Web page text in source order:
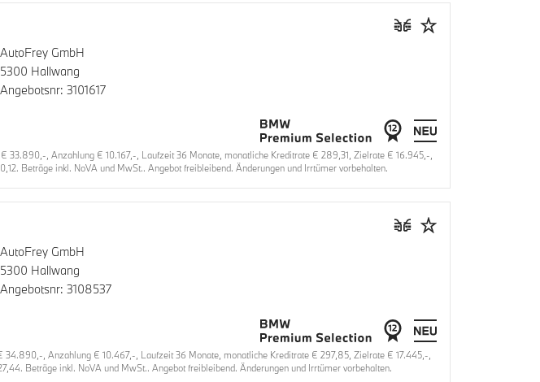
AutoFrey GmbH
5300 Hallwang
Angebotsnr: 3101617
, Anzahlung € 10.167,-, Laufzeit 36 Monate, monatliche Kreditrate € 289,31, Zielrate € 16.945,-,
Beträge inkl. NoVA und MwSt.. Angebot freibleibend. Änderungen und Irrtümer vorbehalten.
AutoFrey GmbH
5300 Hallwang
Angebotsnr: 3108537
, Anzahlung € 10.467,-, Laufzeit 36 Monate, monatliche Kreditrate € 297,85, Zielrate € 17.445,-,
Beträge inkl. NoVA und MwSt.. Angebot freibleibend. Änderungen und Irrtümer vorbehalten.